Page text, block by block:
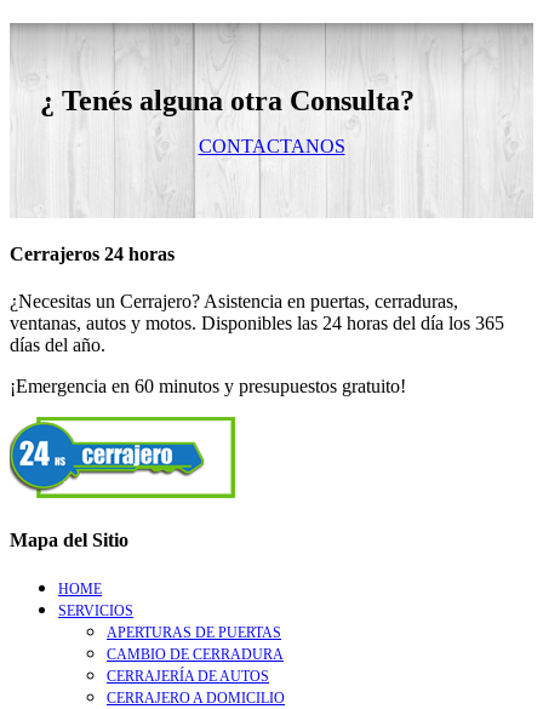
¿ Tenés alguna otra Consulta?
CONTACTANOS
Cerrajeros 24 horas
¿Necesitas un Cerrajero? Asistencia en puertas, cerraduras,
ventanas, autos y motos. Disponibles las 24 horas del día los 365
días del año.
¡Emergencia en 60 minutos y presupuestos gratuito!
Mapa del Sitio
HOME
SERVICIOS
APERTURAS DE PUERTAS
CAMBIO DE CERRADURA
CERRAJERÍA DE AUTOS
CERRAJERO A DOMICILIO